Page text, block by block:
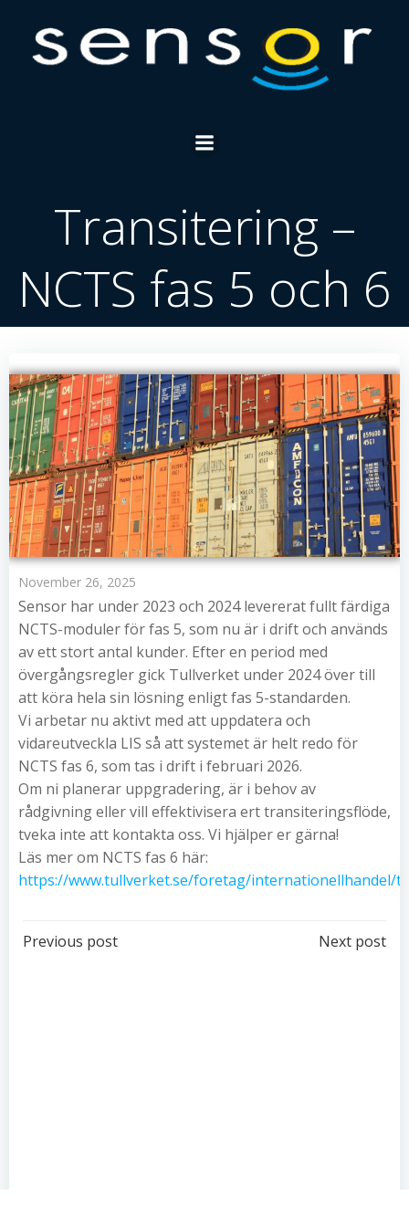
to
content
Transitering –
NCTS fas 5 och 6
November 26, 2025
Sensor har under 2023 och 2024 levererat fullt färdiga
NCTS-moduler för fas 5, som nu är i drift och används
av ett stort antal kunder. Efter en period med
övergångsregler gick Tullverket under 2024 över till
att köra hela sin lösning enligt fas 5-standarden.
Vi arbetar nu aktivt med att uppdatera och
vidareutveckla LIS så att systemet är helt redo för
NCTS fas 6, som tas i drift i februari 2026.
Om ni planerar uppgradering, är i behov av
rådgivning eller vill effektivisera ert transiteringsflöde,
tveka inte att kontakta oss. Vi hjälper er gärna!
Läs mer om NCTS fas 6 här:
https://www.tullverket.se/foretag/internationellhandel/
Post
Previous post Next post